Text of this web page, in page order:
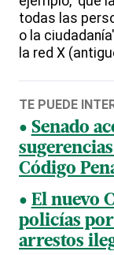
todas las
o la
la red X
TE PUEDE
Senado
Código
El nuevo
policías
arrestos